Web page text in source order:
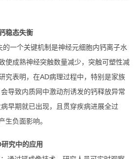
稳态失衡
的一个关键机制是神经元细胞内钙离子水
使成熟神经突触数量减少，突触可塑性减
究表明，在AD病理过程中，特别是家族
导致内质网中激动剂诱发的钙释放异常
早期就已出现，且贯穿疾病进展全过
生负面影响。
究中的应用